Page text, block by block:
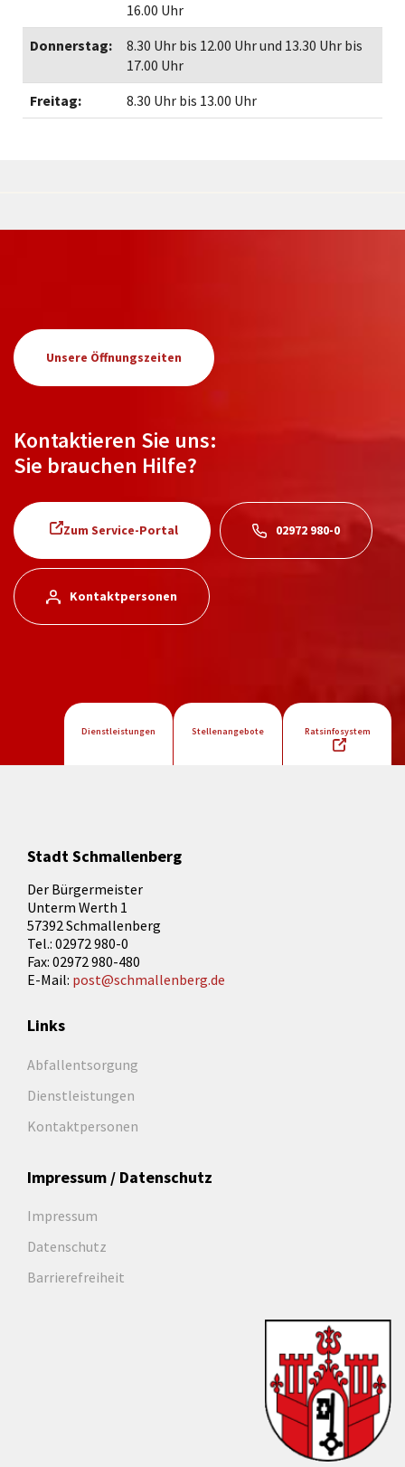
16.00 Uhr
Donnerstag:
8.30 Uhr bis 12.00 Uhr und 13.30 Uhr bis
17.00 Uhr
Freitag:
8.30 Uhr bis 13.00 Uhr
Unsere Öffnungszeiten
Kontaktieren Sie uns:
Sie brauchen Hilfe?
Zum Service-Portal 02972 980-0
Kontaktpersonen
Dienstleistungen Stellenangebote Ratsinfosystem
Stadt Schmallenberg
Der Bürgermeister
Unterm Werth 1
57392 Schmallenberg
Tel.: 02972 980-0
Fax: 02972 980-480
E-Mail: post@schmallenberg.de
Links
Abfallentsorgung
Dienstleistungen
Kontaktpersonen
Impressum / Datenschutz
Impressum
Datenschutz
Barrierefreiheit